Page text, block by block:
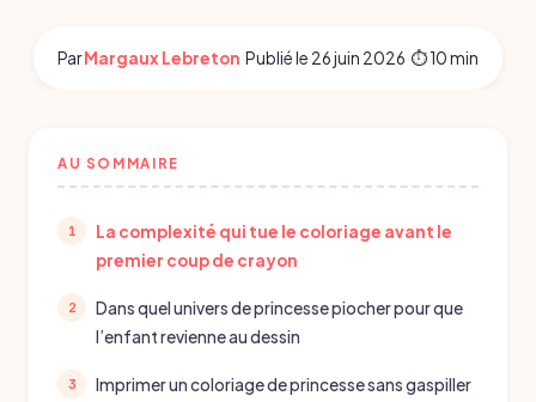
ParMargaux Lebreton·Publié le 26 juin 2026·⏱ 10 min
AU SOMMAIRE
La complexité qui tue le coloriage avant le
premier coup de crayon
Dans quel univers de princesse piocher pour que
l’enfant revienne au dessin
Imprimer un coloriage de princesse sans gaspiller